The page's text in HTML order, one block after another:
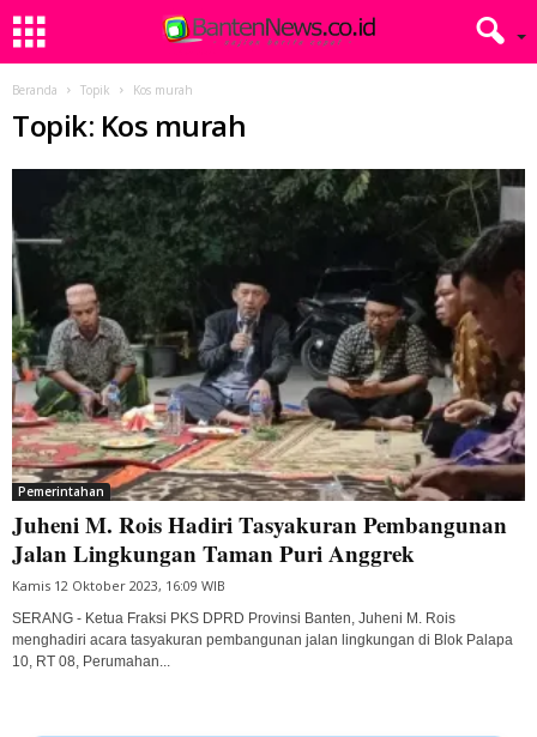
Beranda Topik Kos murah
Topik: Kos murah
Pemerintahan
Juheni M. Rois Hadiri Tasyakuran Pembangunan
Jalan Lingkungan Taman Puri Anggrek
Kamis 12 Oktober 2023, 16:09 WIB
SERANG - Ketua Fraksi PKS DPRD Provinsi Banten, Juheni M. Rois
menghadiri acara tasyakuran pembangunan jalan lingkungan di Blok Palapa
10, RT 08, Perumahan...